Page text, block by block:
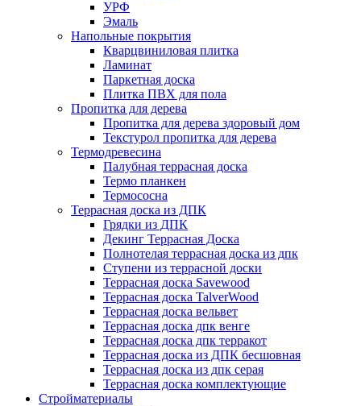
УРФ
Эмаль
Напольные покрытия
Кварцвиниловая плитка
Ламинат
Паркетная доска
Плитка ПВХ для пола
Пропитка для дерева
Пропитка для дерева здоровый дом
Текстурол пропитка для дерева
Термодревесина
Палубная террасная доска
Термо планкен
Термососна
Террасная доска из ДПК
Грядки из ДПК
Декинг Террасная Доска
Полнотелая террасная доска из дпк
Ступени из террасной доски
Террасная доска Savewood
Террасная доска TalverWood
Террасная доска вельвет
Террасная доска дпк венге
Террасная доска дпк терракот
Террасная доска из ДПК бесшовная
Террасная доска из дпк серая
Террасная доска комплектующие
Стройматериалы